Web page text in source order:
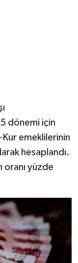
dönemi için
Kur emeklilerinin
hesaplandı.
oranı yüzde